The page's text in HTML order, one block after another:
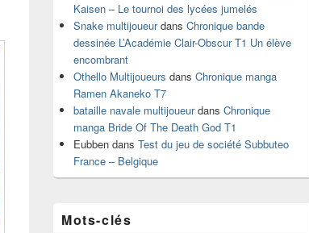
Kaisen – Le tournoi des lycées jumelés
Snake multijoueurdans Chronique bande
dessinée L’Académie Clair-Obscur T1 Un élève
encombrant
Othello Multijoueurs dans Chronique manga
Ramen Akaneko T7
bataille navale multijoueurdans Chronique
manga Bride Of The Death God T1
Eubben dans Test du jeu de société Subbuteo
France – Belgique
Mots-clés